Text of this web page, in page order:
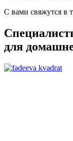
С вами свяжутся в
для